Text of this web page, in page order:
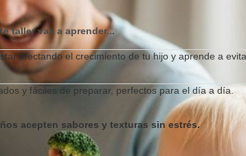
taller vas a aprender...
afectando el crecimiento de tu hijo y aprende a
y fáciles de preparar, perfectos para el día a día.
acepten sabores y texturas sin estrés.